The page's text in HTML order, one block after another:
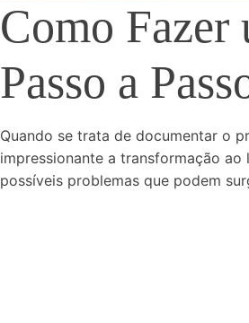
Como Fazer
Passo a
Quando se trata de documentar o
impressionante a transformação
possíveis problemas que podem